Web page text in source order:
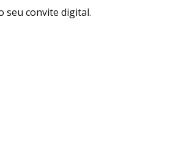
seu convite digital.